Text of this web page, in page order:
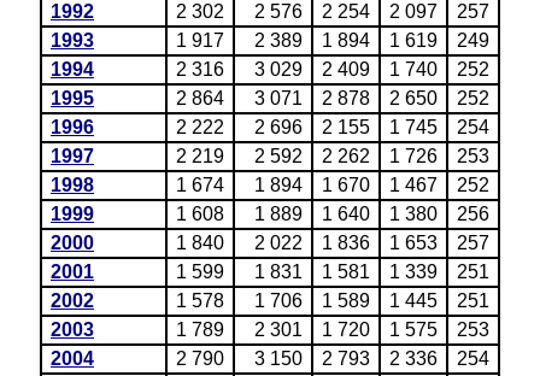
1992
2 302 2 576 2 254 2 097
257
1993
1 917 2 389 1 894 1 619
249
1994
2 316 3 029 2 409 1 740
252
1995
2 864 3 071 2 878 2 650
252
1996
2 222 2 696 2 155 1 745
254
1997
2 219 2 592 2 262 1 726
253
1998
1 674 1 894 1 670 1 467
252
1999
1 608 1 889 1 640 1 380
256
2000
1 840 2 022 1 836 1 653
257
2001
1 599 1 831 1 581 1 339
251
2002
1 578 1 706 1 589 1 445
251
2003
1 789 2 301 1 720 1 575
253
2004
2 790 3 150 2 793 2 336
254